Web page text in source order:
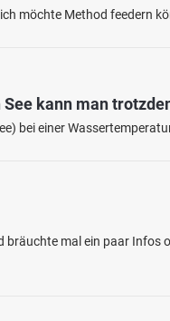
Zander
möchte Method feedern
kann man
bei einer
bräuchte mal ein paar Infos